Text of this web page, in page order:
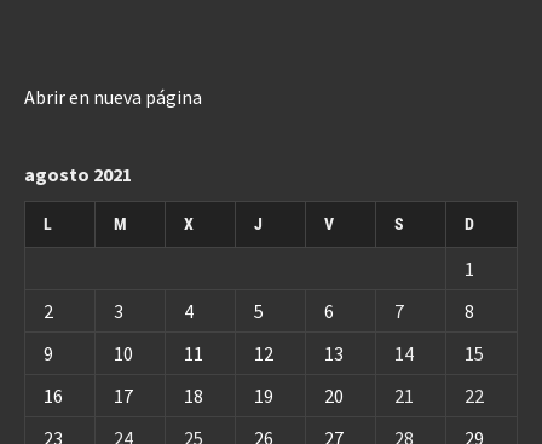
Abrir en nueva página
agosto 2021
L M X J V S D
1
2
3 4 5 6 7
8
9
10 11 12 13 14
15
16
17 18 19 20 21
22
23
24 25 26 27 28 29